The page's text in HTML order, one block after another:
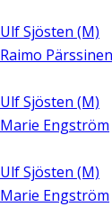
Ulf Sjösten (M)
Raimo Pärssinen
Ulf Sjösten (M)
Marie Engström
Ulf Sjösten (M)
Marie Engström